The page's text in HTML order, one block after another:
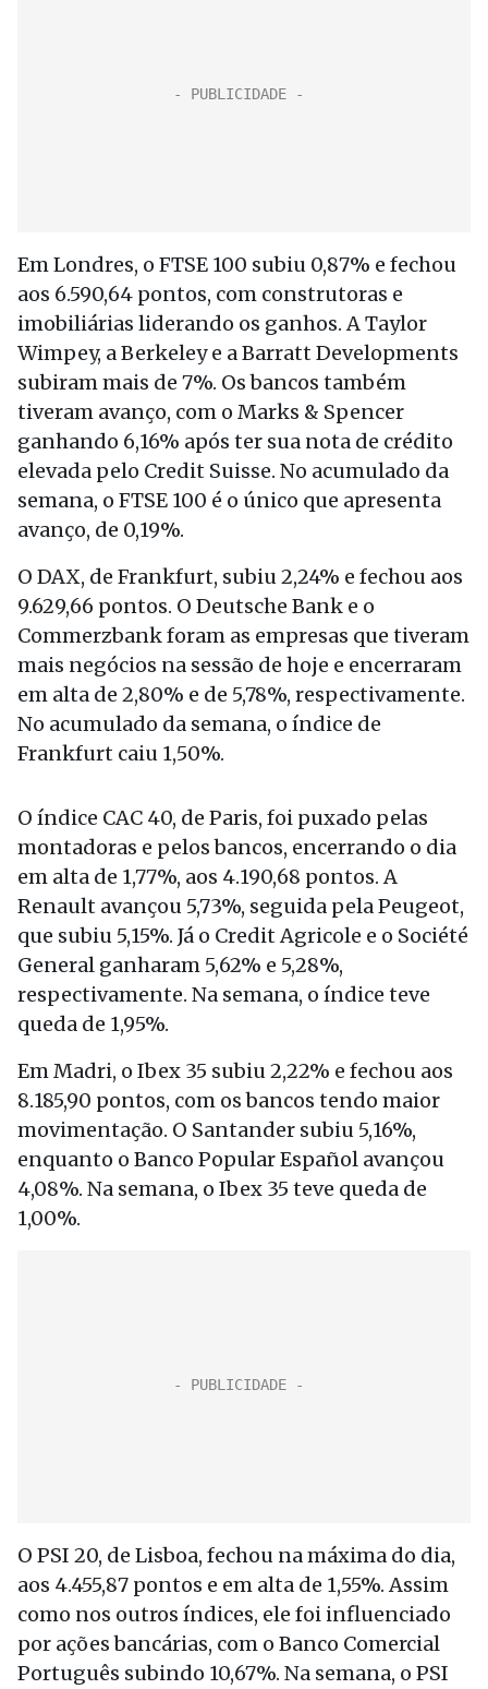
Em Londres, o FTSE 100 subiu 0,87% e fechou
aos 6.590,64 pontos, com construtoras e
imobiliárias liderando os ganhos. A Taylor
Wimpey, a Berkeley e a Barratt Developments
subiram mais de 7%. Os bancos também
tiveram avanço, com o Marks & Spencer
ganhando 6,16% após ter sua nota de crédito
elevada pelo Credit Suisse. No acumulado da
semana, o FTSE 100 é o único que apresenta
avanço, de 0,19%.
O DAX, de Frankfurt, subiu 2,24% e fechou aos
9.629,66 pontos. O Deutsche Bank e o
Commerzbank foram as empresas que tiveram
mais negócios na sessão de hoje e encerraram
em alta de 2,80% e de 5,78%, respectivamente.
No acumulado da semana, o índice de
Frankfurt caiu 1,50%.
O índice CAC 40, de Paris, foi puxado pelas
montadoras e pelos bancos, encerrando o dia
em alta de 1,77%, aos 4.190,68 pontos. A
Renault avançou 5,73%, seguida pela Peugeot,
que subiu 5,15%. Já o Credit Agricole e o Société
General ganharam 5,62% e 5,28%,
respectivamente. Na semana, o índice teve
queda de 1,95%.
Em Madri, o Ibex 35 subiu 2,22% e fechou aos
8.185,90 pontos, com os bancos tendo maior
movimentação. O Santander subiu 5,16%,
enquanto o Banco Popular Español avançou
4,08%. Na semana, o Ibex 35 teve queda de
1,00%.
O PSI 20, de Lisboa, fechou na máxima do dia,
aos 4.455,87 pontos e em alta de 1,55%. Assim
como nos outros índices, ele foi influenciado
por ações bancárias, com o Banco Comercial
Português subindo 10,67%. Na semana, o PSI